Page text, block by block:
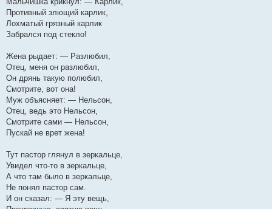
Противный злющий карлик,
Лохматый грязный карлик
Забрался под стекло!
Жена рыдает: — Разлюбил,
Отец, меня он разлюбил,
Он дрянь такую полюбил,
Смотрите, вот она!
Муж объясняет: — Нельсон,
Отец, ведь это Нельсон,
Смотрите сами — Нельсон,
Пускай не врет жена!
Тут пастор глянул в зеркальце,
Увидел что-то в зеркальце,
А что там было в зеркальце,
Не понял пастор сам.
И он сказал: — Я эту вещь,